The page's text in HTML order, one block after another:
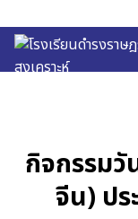
to
content
Search
for:
กิจกรรม
จีน) ปร